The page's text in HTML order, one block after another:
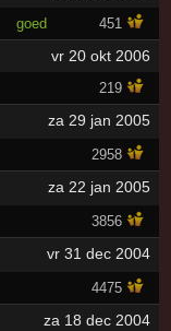
goed 451
vr 20 okt 2006
219
za 29 jan 2005
2958
za 22 jan 2005
3856
vr 31 dec 2004
4475
za 18 dec 2004